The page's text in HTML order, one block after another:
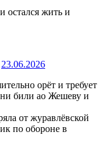
остался жить и
23.06.2026
орёт и требует
били ао Жешеву и
от журавлёвской
по обороне в